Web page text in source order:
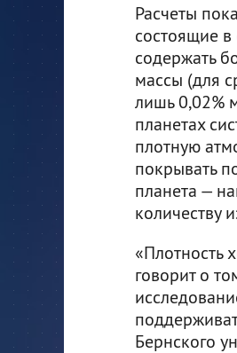
Расчеты
состоящие
содержать
массы (для
лишь 0,02%
планетах
плотную
покрывать
планета —
количеству
«Плотность
говорит о
Бернского